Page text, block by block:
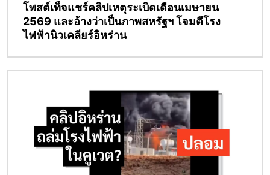
โพสต์เท็จแชร์คลิปเหตุระเบิดเดือนเมษายน
2569 และอ้างว่าเป็นภาพสหรัฐฯ โจมตีโรง
ไฟฟ้านิวเคลียร์อิหร่าน